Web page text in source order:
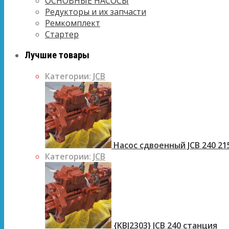
Редукторы и их запчасти
Ремкомплект
Стартер
Лучшие товары
Категории: JCB
Насос сдвоенный JCB 240
Категории: JCB
{KBJ2303} JCB 240 станция